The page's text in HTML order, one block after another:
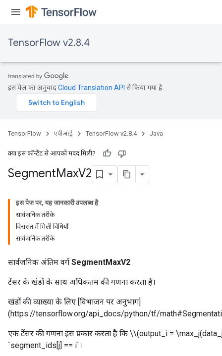
TensorFlow v2.8.4
इस पेज का अनुवादCloud Translation API से किया गया है.
TensorFlow एपीआई TensorFlow v2.8.4 Java
क्या इस कॉन्टेंट से आपको मदद मिली?
SegmentMaxV2
इस पेज पर, यह जानकारी उपलब्ध है
सार्वजनिक तरीके
विरासत में मिली विधियाँ
सार्वजनिक तरीके
सार्वजनिक अंतिम वर्ग SegmentMaxV2
टेंसर के खंडों के साथ अधिकतम की गणना करता है।
खंडों की व्याख्या के लिए [विभाजन पर अनुभाग]
(https://tensorflow.org/api_docs/python/tf/
एक टेंसर की गणना इस प्रकार करता है कि \\(output_i =
`segment_ids[j] == i`।